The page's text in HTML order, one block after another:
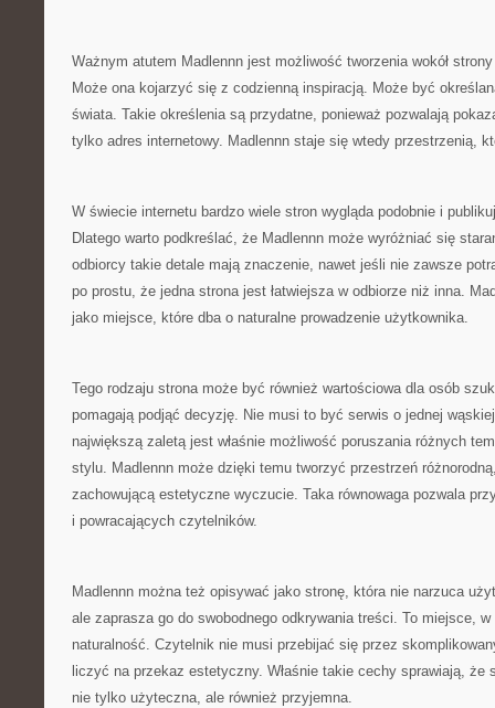
Ważnym atutem Madlennn jest możliwość tworzenia wokół
Może ona kojarzyć się z codzienną inspiracją. Może być
świata. Takie określenia są przydatne, ponieważ pozwalają
tylko adres internetowy. Madlennn staje się wtedy przestrzenią,
W świecie internetu bardzo wiele stron wygląda podobnie i
Dlatego warto podkreślać, że Madlennn może wyróżniać się
odbiorcy takie detale mają znaczenie, nawet jeśli nie zawsze
po prostu, że jedna strona jest łatwiejsza w odbiorze niż inna.
jako miejsce, które dba o naturalne prowadzenie użytkownika.
Tego rodzaju strona może być również wartościowa dla osób
pomagają podjąć decyzję. Nie musi to być serwis o jednej
największą zaletą jest właśnie możliwość poruszania różnych
stylu. Madlennn może dzięki temu tworzyć przestrzeń
zachowującą estetyczne wyczucie. Taka równowaga pozwala
i powracających czytelników.
Madlennn można też opisywać jako stronę, która nie narzuca
ale zaprasza go do swobodnego odkrywania treści. To miejsce,
naturalność. Czytelnik nie musi przebijać się przez
liczyć na przekaz estetyczny. Właśnie takie cechy sprawiają, że
nie tylko użyteczna, ale również przyjemna.